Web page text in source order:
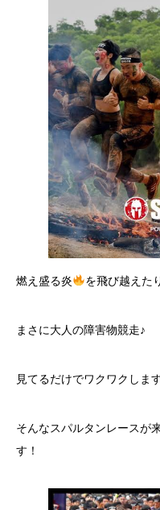
燃え盛る炎 を飛び越えた
まさに大人の障害物競走♪
見てるだけでワクワクしま
そんなスパルタンレースが
す！